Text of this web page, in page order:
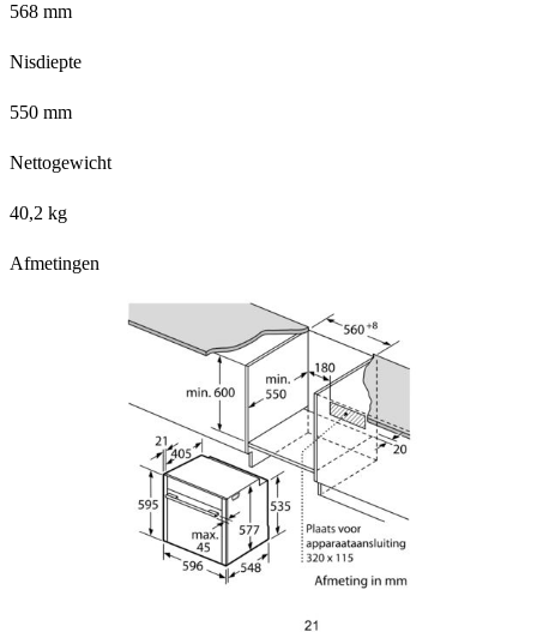
568 mm
Nisdiepte
550 mm
Nettogewicht
40,2 kg
Afmetingen